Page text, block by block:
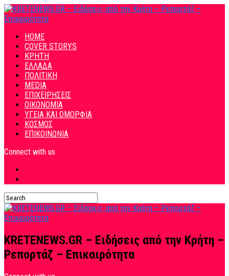
HOME
COVER STORYS
ΚΡΗΤΗ
ΕΛΛΑΔΑ
ΠΟΛΙΤΙΚΗ
MEDIA
ΕΠΙΧΕΙΡΗΣΕΙΣ
ΟΙΚΟΝΟΜΙΑ
ΥΓΕΙΑ ΚΑΙ ΟΜΟΡΦΙΑ
ΚΟΣΜΟΣ
ΕΠΙΚΟΙΝΩΝΙΑ
Connect with us
KRETENEWS.GR – Ειδήσεις από την Κρήτη –
Ρεπορτάζ – Επικαιρότητα